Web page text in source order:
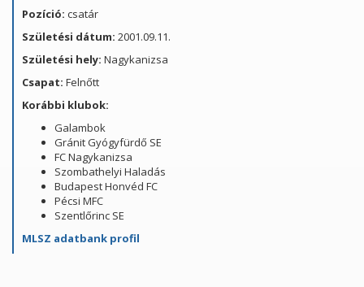
Pozíció: csatár
Születési dátum: 2001.09.11.
Születési hely: Nagykanizsa
Csapat: Felnőtt
Korábbi klubok:
Galambok
Gránit Gyógyfürdő SE
FC Nagykanizsa
Szombathelyi Haladás
Budapest Honvéd FC
Pécsi MFC
Szentlőrinc SE
MLSZ adatbank profil